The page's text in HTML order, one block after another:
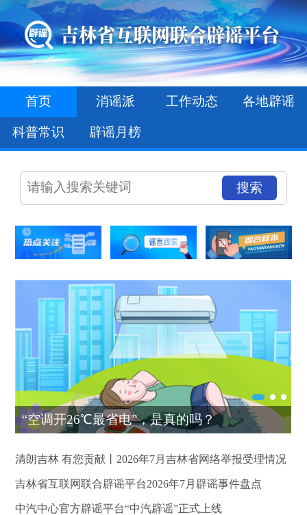
首页 消谣派 工作动态 各地辟谣
科普常识 辟谣月榜
搜索
“空调开26℃最省电”，是真的吗？
清朗吉林 有您贡献丨2026年7月吉林省网络举报受理情况
吉林省互联网联合辟谣平台2026年7月辟谣事件盘点
中汽中心官方辟谣平台“中汽辟谣”正式上线